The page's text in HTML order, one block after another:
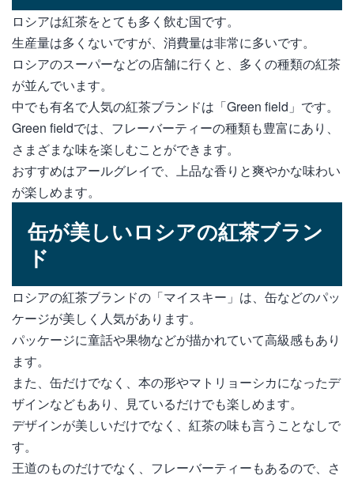
ハロッズで人気の高い【No.14】味や特
徴、おいしい淹れ方
ニナス紅茶缶の魅力や選び方、美味しい飲
【大人気】リントンズの紅茶缶のデザイン
やおすすめの購入方法
ロシアは紅茶をとても多く飲む国です。
生産量は多くないですが、消費量は非常に多いです。
ロシアのスーパーなどの店舗に行くと、多くの種類の紅茶
が並んでいます。
中でも有名で人気の紅茶ブランドは「Green field」です。
Green fieldでは、フレーバーティーの種類も豊富にあり、
さまざまな味を楽しむことができます。
おすすめはアールグレイで、上品な香りと爽やかな味わい
が楽しめます。
缶が美しいロシアの紅茶ブラン
ド
ロシアの紅茶ブランドの「マイスキー」は、缶などのパッ
ケージが美しく人気があります。
パッケージに童話や果物などが描かれていて高級感もあり
ます。
また、缶だけでなく、本の形やマトリョーシカになったデ
ザインなどもあり、見ているだけでも楽しめます。
デザインが美しいだけでなく、紅茶の味も言うことなしで
す。
王道のものだけでなく、フレーバーティーもあるので、さ